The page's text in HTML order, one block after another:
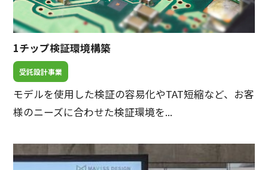
1チップ検証環境構築
受託設計事業
モデルを使用した検証の容易化やTAT短縮など、お客
様のニーズに合わせた検証環境を...